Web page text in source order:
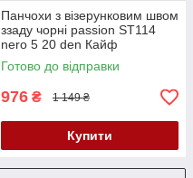
Панчохи з візерунковим швом
ззаду чорні passion ST114
nero 5 20 den Кайф
Готово до відправки
976 ₴ 1 149 ₴
Купити